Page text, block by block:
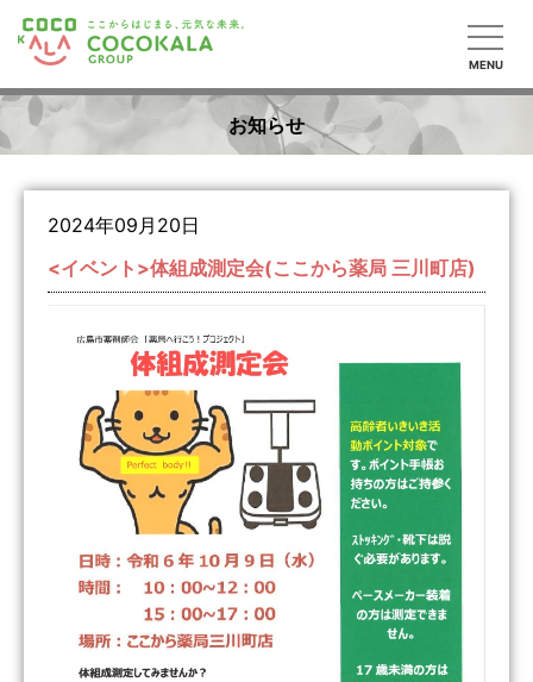
MENU
お知らせ
2024年09月20日
<イベント>体組成測定会(ここから薬局 三川町店)